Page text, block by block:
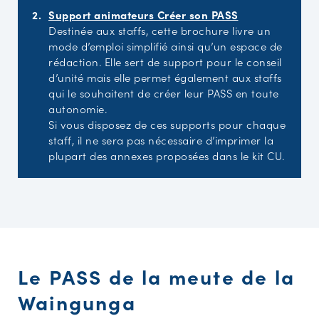
Support animateurs Créer son PASS
Destinée aux staffs, cette brochure livre un
mode d’emploi simplifié ainsi qu’un espace de
rédaction. Elle sert de support pour le conseil
d’unité mais elle permet également aux staffs
qui le souhaitent de créer leur PASS en toute
autonomie.
Si vous disposez de ces supports pour chaque
staff, il ne sera pas nécessaire d’imprimer la
plupart des annexes proposées dans le kit CU.
Le PASS de la meute de la
Waingunga